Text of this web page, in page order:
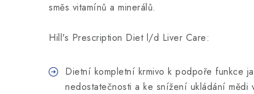
směs vitamínů a minerálů.
Hill's Prescription Diet l/d Liver Care:
Dietní kompletní krmivo k podpoře funkce
nedostatečnosti a ke snížení ukládání mědi